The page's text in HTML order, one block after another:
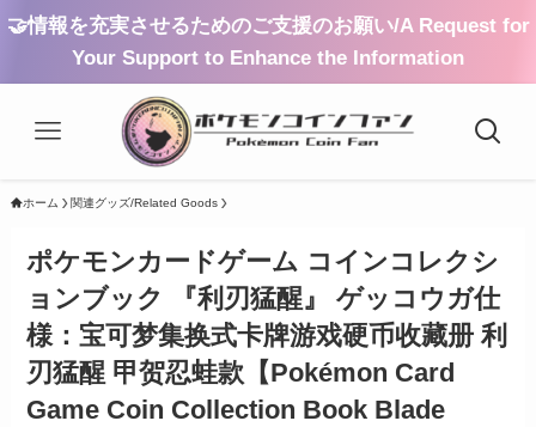
🤝情報を充実させるためのご支援のお願い/A Request for
Your Support to Enhance the Information
ホーム 関連グッズ/Related Goods
ポケモンカードゲーム コインコレクシ
ョンブック 『利刃猛醒』 ゲッコウガ仕
様：宝可梦集换式卡牌游戏硬币收藏册 利
刃猛醒 甲贺忍蛙款【Pokémon Card
Game Coin Collection Book Blade